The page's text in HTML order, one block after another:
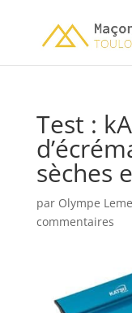
Test :
sèches
par Olympe
commentaires